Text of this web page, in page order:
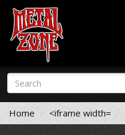
Skip
main
content
Search
form
Search
Home <iframe width=